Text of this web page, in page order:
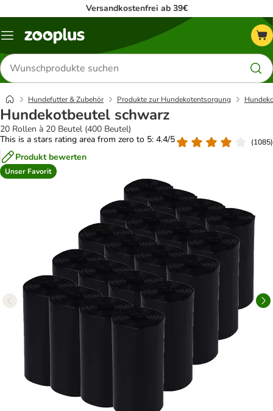
Versandkostenfrei ab 39€
Menü
Produkte
suchen
Hundefutter & Zubehör Produkte zur Hundekotentsorgung
Hundekotbeutel schwarz
20 Rollen à 20 Beutel (400 Beutel)
This is a stars rating area from zero to 5: 4.4/5
(1085)
Produkt bewerten
Unser Favorit